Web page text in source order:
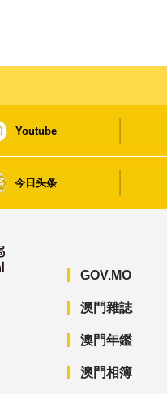
Youtube
今日头条
GOV.MO
澳門雜誌
澳門年鑑
澳門相簿